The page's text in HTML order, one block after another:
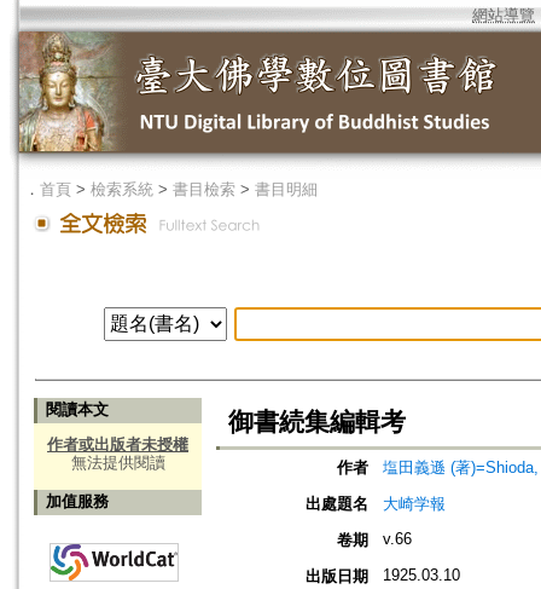
網站導覽
． 首頁 > 檢索系統 > 書目檢索 > 書目明細
閱讀本文
作者或出版者未授權
無法提供閱讀
加值服務
御書続集編輯考
作者
塩田義遜 (著
出處題名
大崎学報
卷期
v.66
出版日期 1925.03.10